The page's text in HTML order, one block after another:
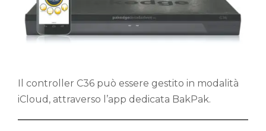
Il controller C36 può essere gestito in modalità
iCloud, attraverso l’app dedicata BakPak.